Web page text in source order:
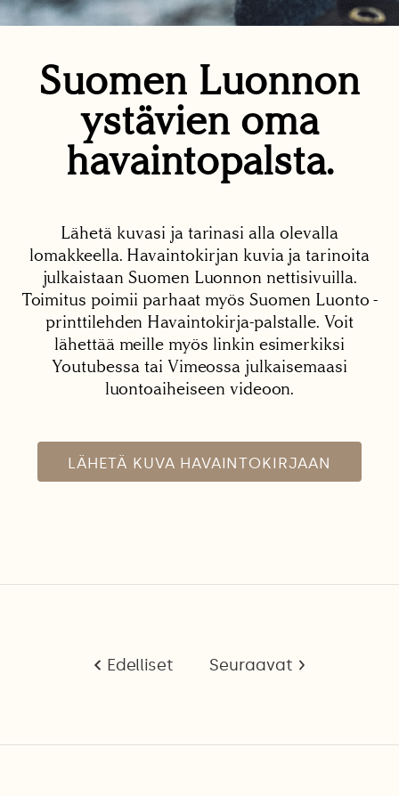
Suomen Luonnon
ystävien oma
havaintopalsta.
Lähetä kuvasi ja tarinasi alla olevalla
lomakkeella. Havaintokirjan kuvia ja tarinoita
julkaistaan Suomen Luonnon nettisivuilla.
Toimitus poimii parhaat myös Suomen Luonto -
printtilehden Havaintokirja-palstalle. Voit
lähettää meille myös linkin esimerkiksi
Youtubessa tai Vimeossa julkaisemaasi
luontoaiheiseen videoon.
LÄHETÄ KUVA HAVAINTOKIRJAAN
Edelliset Seuraavat